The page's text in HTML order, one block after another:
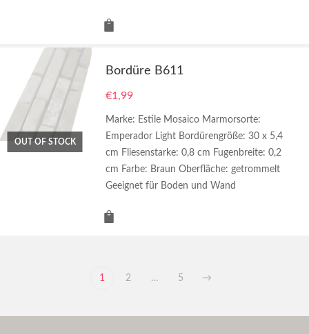
OUT OF STOCK
Bordüre B611
€1,99
Marke: Estile Mosaico Marmorsorte:
Emperador Light Bordürengröße: 30 x 5,4
cm Fliesenstarke: 0,8 cm Fugenbreite: 0,2
cm Farbe: Braun Oberfläche: getrommelt
Geeignet für Boden und Wand
1 2 … 5 →